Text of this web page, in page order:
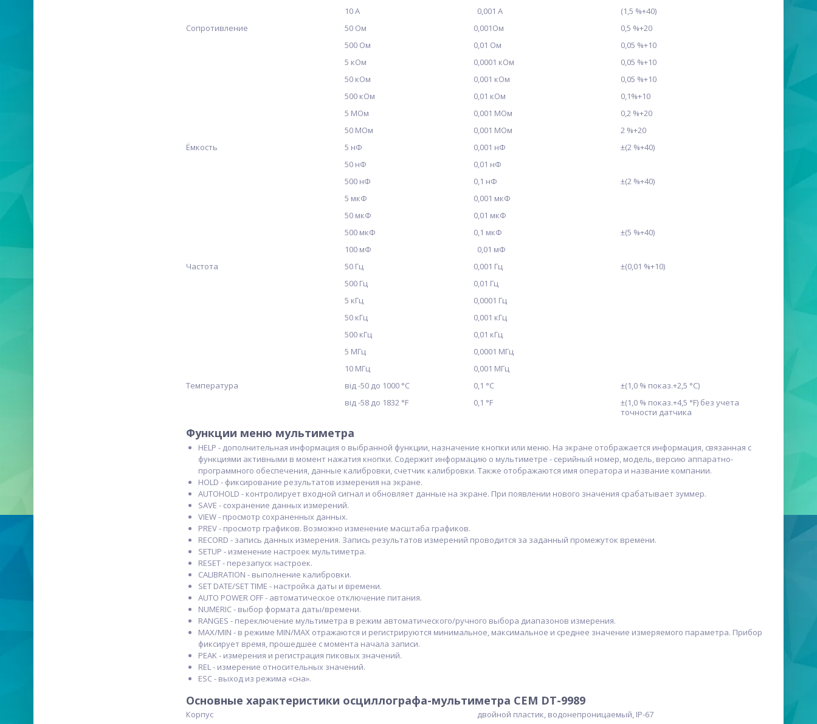
10 А
0,001 А
(1,5 %+40)
Сопротивление
50 Ом 0,001Ом
0,5 %+20
500 Ом
0,01 Ом
0,05 %+10
5 кОм
0,0001 кОм
0,05 %+10
50 кОм
0,001 кОм
0,05 %+10
500 кОм
0,01 кОм
0,1%+10
5 МОм
0,001 МОм
0,2 %+20
50 МОм
0,001 МОм
2 %+20
Ёмкость
5 нФ 0,001 нФ
±(2 %+40)
50 нФ
0,01 нФ
500 нФ
0,1 нФ
±(2 %+40)
5 мкФ
0,001 мкФ
50 мкФ
0,01 мкФ
500 мкФ
0,1 мкФ
±(5 %+40)
100 мФ
0,01 мФ
Частота
50 Гц 0,001 Гц
±(0,01 %+10)
500 Гц
0,01 Гц
5 кГц
0,0001 Гц
50 кГц
0,001 кГц
500 кГц
0,01 кГц
5 МГц
0,0001 МГц
10 МГц
0,001 МГц
Температура
від -50 до 1000 °С 0,1 °С
±(1,0 % показ.+2,5 °С)
від -58 до 1832 °F
0,1 °F
±(1,0 % показ.+4,5 °F) без учета
точности датчика
Функции меню мультиметра
HELP - дополнительная информация о выбранной функции, назначение кнопки или меню. На экране отображается информация, связанная с
функциями активными в момент нажатия кнопки. Содержит информацию о мультиметре - серийный номер, модель, версию аппаратно-
программного обеспечения, данные калибровки, счетчик калибровки. Также отображаются имя оператора и название компании.
HOLD - фиксирование результатов измерения на экране.
AUTOHOLD - контролирует входной сигнал и обновляет данные на экране. При появлении нового значения срабатывает зуммер.
SAVE - сохранение данных измерений.
VIEW - просмотр сохраненных данных.
PREV - просмотр графиков. Возможно изменение масштаба графиков.
RECORD - запись данных измерения. Запись результатов измерений проводится за заданный промежуток времени.
SETUP - изменение настроек мультиметра.
RESET - перезапуск настроек.
CALIBRATION - выполнение калибровки.
SET DATE/SET TIME - настройка даты и времени.
AUTO POWER OFF - автоматическое отключение питания.
NUMERIC - выбор формата даты/времени.
RANGES - переключение мультиметра в режим автоматического/ручного выбора диапазонов измерения.
MAX/MIN - в режиме MIN/MAX отражаются и регистрируются минимальное, максимальное и среднее значение измеряемого параметра. Прибор
фиксирует время, прошедшее с момента начала записи.
PEAK - измерения и регистрация пиковых значений.
REL - измерение относительных значений.
ESC - выход из режима «сна».
Основные характеристики осциллографа-мультиметра CEM DT-9989
Корпус двойной пластик, водонепроницаемый, IP-67